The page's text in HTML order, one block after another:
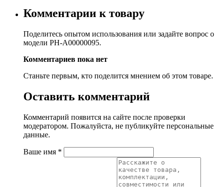
Комментарии к товару
Поделитесь опытом использования или задайте вопрос о
модели PH-A00000095.
Комментариев пока нет
Станьте первым, кто поделится мнением об этом товаре.
Оставить комментарий
Комментарий появится на сайте после проверки
модератором. Пожалуйста, не публикуйте персональные
данные.
Ваше имя *